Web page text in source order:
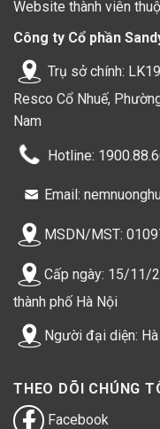
Website thành viên
Công ty Cổ phần
Trụ sở chính:
Resco Cổ Nhuế,
Nam
Hotline:
Email:
MSDN/MST:
Cấp ngày: 15/11/
thành phố Hà Nội
Người đại diện:
THEO DÕI CHÚNG
Facebook